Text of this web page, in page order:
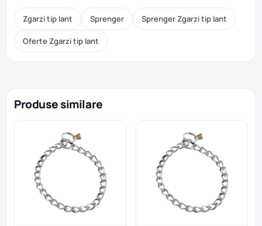
Zgarzi tip lant Sprenger Sprenger Zgarzi tip lant
Oferte Zgarzi tip lant
Produse similare